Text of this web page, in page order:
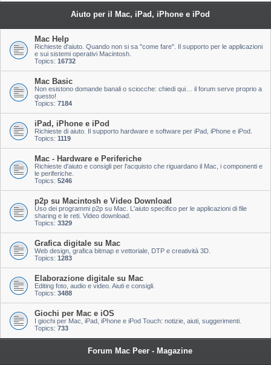
Aiuto per il Mac, iPad, iPhone e iPod
Mac Help
Richieste d'aiuto. Quando non si sa "come fare". Il supporto per le applicazioni
e sui sistemi operativi Macintosh.
Topics: 16732
Mac Basic
Non esistono domande banali o sciocche: chiedi qui… il forum serve proprio a
questo!
Topics: 7184
iPad, iPhone e iPod
Richieste di aiuto. Il supporto hardware e software per iPad, iPhone e iPod.
Topics: 1119
Mac - Hardware e Periferiche
Richieste d'aiuto e consigli per l'acquisto che riguardano il Mac, i componenti e
le periferiche.
Topics: 5246
p2p su Macintosh e Video Download
Uso dei programmi p2p su Mac. L'aiuto specifico per le applicazioni di file
sharing e le reti. Video download.
Topics: 3329
Grafica digitale su Mac
Web design, grafica bitmap e vettoriale, DTP e creatività 3D.
Topics: 1283
Elaborazione digitale su Mac
Editing foto, audio e video. Aiuti e consigli.
Topics: 3488
Giochi per Mac e iOS
I giochi per Mac, iPad, iPhone e iPod Touch: notizie, aiuti, suggerimenti.
Topics: 733
Forum Mac Peer - Magazine